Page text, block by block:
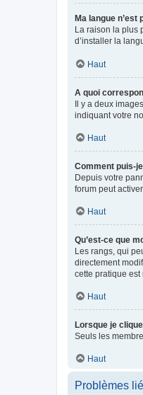
Ma langue n’est
La raison la plus
d’installer la
Haut
A quoi
Il y a deux
indiquant votre
Haut
Comment puis-
Depuis votre
forum peut
Haut
Qu’est-ce que
Les rangs, qui
directement
cette pratique
Haut
Lorsque je
Seuls les
Haut
Problèmes